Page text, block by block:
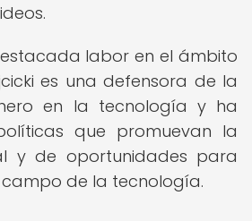
labor en el ámbito
es una defensora de la
en la tecnología y ha
que promuevan la
y de oportunidades para
campo de la tecnología.